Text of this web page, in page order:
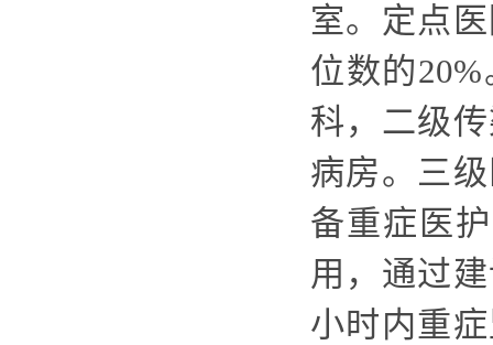
室。 定点
位数的
科，二级
病房。三
备重症医
用，通过
小时内重